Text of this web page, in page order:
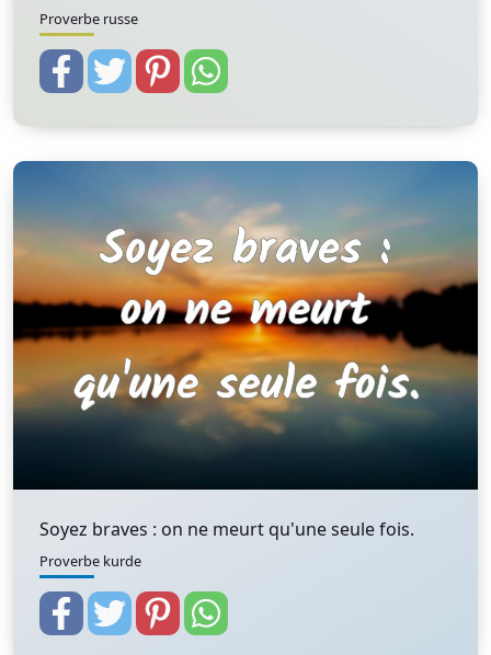
Proverbe russe
Soyez braves : on ne meurt qu'une seule fois.
Proverbe kurde